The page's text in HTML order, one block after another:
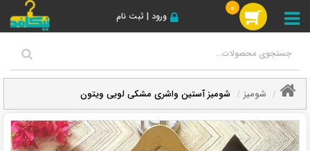
ورود | ثبت نام
0
شومیز شومیز آستین واشری مشکی لویی ویتون